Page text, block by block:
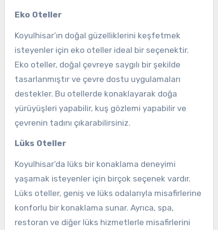
Eko Oteller
Koyulhisar’ın doğal güzelliklerini keşfetmek
isteyenler için eko oteller ideal bir seçenektir.
Eko oteller, doğal çevreye saygılı bir şekilde
tasarlanmıştır ve çevre dostu uygulamaları
destekler. Bu otellerde konaklayarak doğa
yürüyüşleri yapabilir, kuş gözlemi yapabilir ve
çevrenin tadını çıkarabilirsiniz.
Lüks Oteller
Koyulhisar’da lüks bir konaklama deneyimi
yaşamak isteyenler için birçok seçenek vardır.
Lüks oteller, geniş ve lüks odalarıyla misafirlerine
konforlu bir konaklama sunar. Ayrıca, spa,
restoran ve diğer lüks hizmetlerle misafirlerini